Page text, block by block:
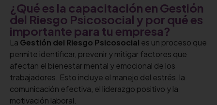
¿Qué es la capacitación en Gestión
del Riesgo Psicosocial y por qué es
importante para tu empresa?
La Gestión del Riesgo Psicosocial es un proceso que
permite identificar, prevenir y mitigar factores que
afectan el bienestar mental y emocional de los
trabajadores. Esto incluye el manejo del estrés, la
comunicación efectiva, el liderazgo positivo y la
motivación laboral.